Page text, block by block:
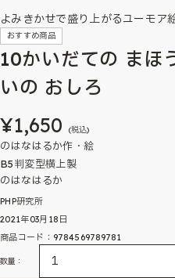
よみきかせで盛り上がるユーモア
おすすめ商品
10かいだての まほ
いの おしろ
¥1,650 (税込)
のはなはるか作・絵
B5判変型横上製
のはなはるか
PHP研究所
2021年03月18日
商品コード：9784569789781
数量：